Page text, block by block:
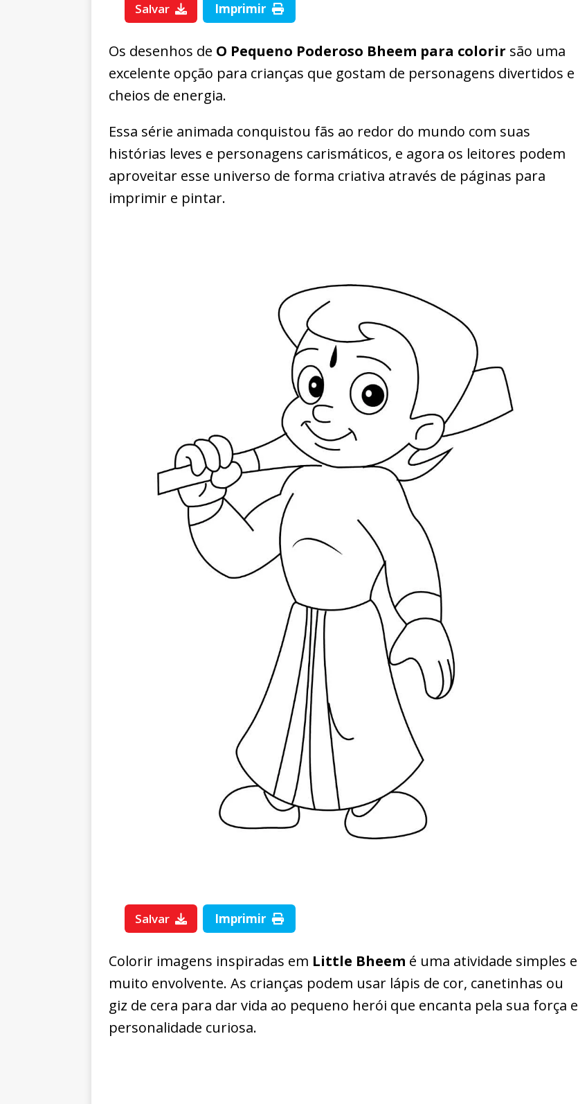
Salvar Imprimir
Os desenhos de O Pequeno Poderoso Bheem para colorir são uma
excelente opção para crianças que gostam de personagens divertidos e
cheios de energia.
Essa série animada conquistou fãs ao redor do mundo com suas
histórias leves e personagens carismáticos, e agora os leitores podem
aproveitar esse universo de forma criativa através de páginas para
imprimir e pintar.
Salvar Imprimir
Colorir imagens inspiradas em Little Bheem é uma atividade simples e
muito envolvente. As crianças podem usar lápis de cor, canetinhas ou
giz de cera para dar vida ao pequeno herói que encanta pela sua força e
personalidade curiosa.